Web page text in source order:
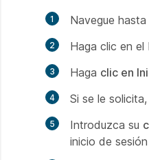
Navegue
Haga clic en el
Haga clic en
Si se le
Introduzca su
inicio de